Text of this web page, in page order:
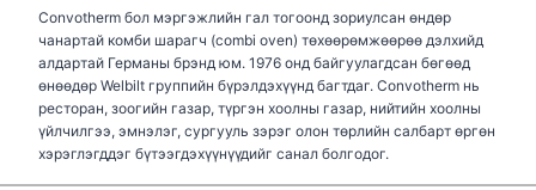
Convotherm бол мэргэжлийн гал тогоонд зориулсан өндөр
чанартай комби шарагч (combi oven) төхөөрөмжөөрөө дэлхийд
алдартай Германы брэнд юм. 1976 онд байгуулагдсан бөгөөд
өнөөдөр Welbilt группийн бүрэлдэхүүнд багтдаг. Convotherm нь
ресторан, зоогийн газар, түргэн хоолны газар, нийтийн хоолны
үйлчилгээ, эмнэлэг, сургууль зэрэг олон төрлийн салбарт өргөн
хэрэглэгддэг бүтээгдэхүүнүүдийг санал болгодог.